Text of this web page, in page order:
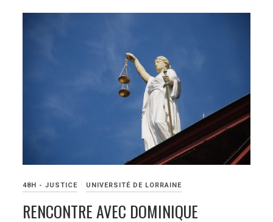
48H - JUSTICE UNIVERSITÉ DE LORRAINE
RENCONTRE AVEC DOMINIQUE